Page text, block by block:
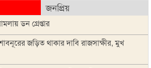
জনপ্রিয়
ডন গ্রেপ্তার
জড়িত থাকার দাবি রাজসাক্ষীর, মুখ